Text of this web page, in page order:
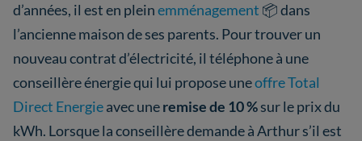
d’années, il est en pleinemménagement 📦 dans
l’ancienne maison de ses parents. Pour trouver un
nouveau contrat d’électricité, il téléphone à une
conseillère énergie qui lui propose uneoffre Total
Direct Energieavec uneremise de 10 %sur le prix du
kWh. Lorsque la conseillère demande à Arthur s’il est